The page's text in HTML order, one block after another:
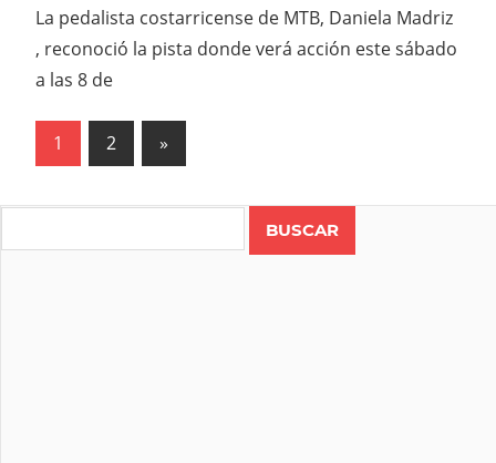
La pedalista costarricense de MTB, Daniela Madriz
, reconoció la pista donde verá acción este sábado
a las 8 de
Paginación
1 2
Next
Posts
»